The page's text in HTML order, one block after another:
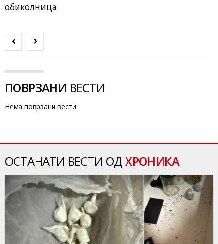
обиколница.
ПОВРЗАНИ ВЕСТИ
Нема поврзани вести
ОСТАНАТИ ВЕСТИ ОДХРОНИКА